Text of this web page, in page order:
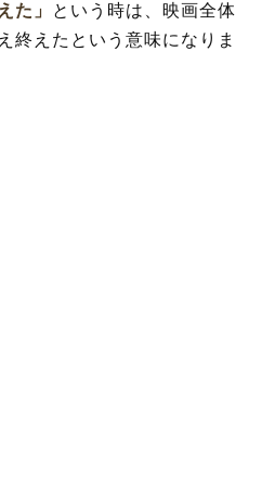
た」
という時は、映画全体
終えたという意味になりま